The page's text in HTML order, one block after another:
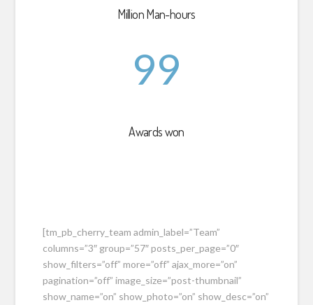
Million Man-hours
99
Awards won
[tm_pb_cherry_team admin_label=”Team”
columns=”3″ group=”57″ posts_per_page=”0″
show_filters=”off” more=”off” ajax_more=”on”
pagination=”off” image_size=”post-thumbnail”
show_name=”on” show_photo=”on” show_desc=”on”